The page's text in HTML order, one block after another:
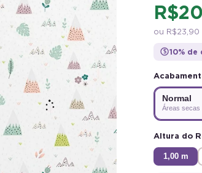
BEMVINDO
BEMVINDO
R$
ou R$ 23,90
$ 10% de
Normal
Áreas secas
Altura do
1,00 m